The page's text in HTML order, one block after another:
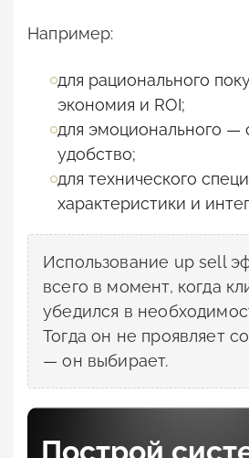
Например:
для рационального
экономия и ROI;
для эмоционального —
удобство;
для технического
характеристики и
Использование up sell
всего в момент, когда
убедился в
Тогда он не проявляет
— он выбирает.